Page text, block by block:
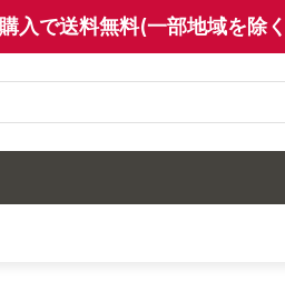
入で送料無料(一部地域を除